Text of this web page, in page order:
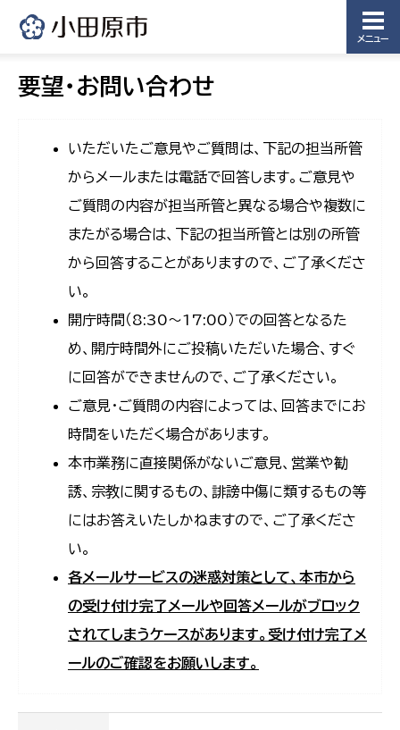
メニュー
要望・お問い合わせ
いただいたご意見やご質問は、下記の担当所管
からメールまたは電話で回答します。ご意見や
ご質問の内容が担当所管と異なる場合や複数に
またがる場合は、下記の担当所管とは別の所管
から回答することがありますので、ご了承くださ
い。
開庁時間（8:30〜17:00）での回答となるた
め、開庁時間外にご投稿いただいた場合、すぐ
に回答ができませんので、ご了承ください。
ご意見・ご質問の内容によっては、回答までにお
時間をいただく場合があります。
本市業務に直接関係がないご意見、営業や勧
誘、宗教に関するもの、誹謗中傷に類するもの等
にはお答えいたしかねますので、ご了承くださ
い。
各メールサービスの迷惑対策として、本市から
の受け付け完了メールや回答メールがブロック
されてしまうケースがあります。受け付け完了メ
ールのご確認をお願いします。